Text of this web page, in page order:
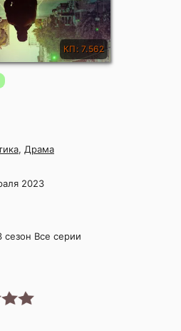
КП: 7.562
, Драма
2023
сезон Все серии